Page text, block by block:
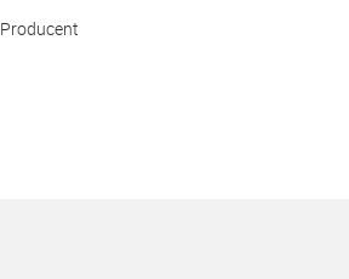
Producent